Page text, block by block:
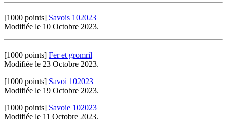
[1000 points] Savois 102023
Modifiée le 10 Octobre 2023.
[1000 points] Fer et gromril
Modifiée le 23 Octobre 2023.
[1000 points] Savoi 102023
Modifiée le 19 Octobre 2023.
[1000 points] Savoie 102023
Modifiée le 11 Octobre 2023.